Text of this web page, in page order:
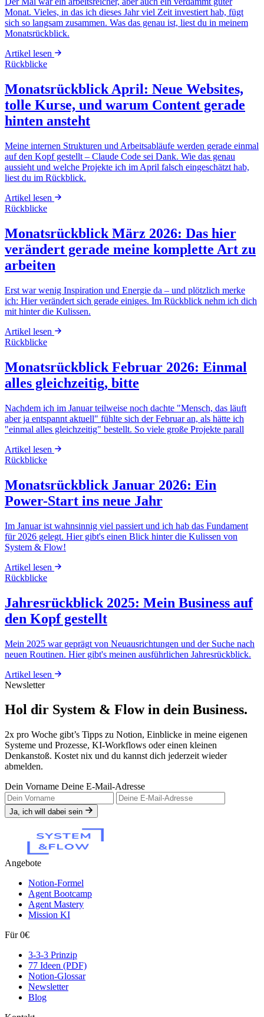
Monat. Vieles, in das ich dieses Jahr viel Zeit investiert hab, fügt
sich so langsam zusammen. Was das genau ist, liest du in meinem
Monatsrückblick.
Artikel lesen
Rückblicke
Monatsrückblick April: Neue Websites,
tolle Kurse, und warum Content gerade
hinten ansteht
Meine internen Strukturen und Arbeitsabläufe werden gerade einmal
auf den Kopf gestellt – Claude Code sei Dank. Wie das genau
aussieht und welche Projekte ich im April falsch eingeschätzt hab,
liest du im Rückblick.
Artikel lesen
Rückblicke
Monatsrückblick März 2026: Das hier
verändert gerade meine komplette Art zu
arbeiten
Erst war wenig Inspiration und Energie da – und plötzlich merke
ich: Hier verändert sich gerade einiges. Im Rückblick nehm ich dich
mit hinter die Kulissen.
Artikel lesen
Rückblicke
Monatsrückblick Februar 2026: Einmal
alles gleichzeitig, bitte
Nachdem ich im Januar teilweise noch dachte "Mensch, das läuft
aber ja entspannt aktuell" fühlte sich der Februar an, als hätte ich
"einmal alles gleichzeitig" bestellt. So viele große Projekte parall
Artikel lesen
Rückblicke
Monatsrückblick Januar 2026: Ein
Power-Start ins neue Jahr
Im Januar ist wahnsinnig viel passiert und ich hab das Fundament
für 2026 gelegt. Hier gibt's einen Blick hinter die Kulissen von
System & Flow!
Artikel lesen
Rückblicke
Jahresrückblick 2025: Mein Business auf
den Kopf gestellt
Mein 2025 war geprägt von Neuausrichtungen und der Suche nach
neuen Routinen. Hier gibt's meinen ausführlichen Jahresrückblick.
Artikel lesen
Newsletter
Hol dir System & Flow in dein Business.
2x pro Woche gibt’s Tipps zu Notion, Einblicke in meine eigenen
Systeme und Prozesse, KI-Workflows oder einen kleinen
Denkanstoß. Kostet nix und du kannst dich jederzeit wieder
abmelden.
Dein Vorname Deine E-Mail-Adresse
Ja, ich will dabei sein
Angebote
Notion-Formel
Agent Bootcamp
Agent Mastery
Mission KI
Für 0€
3-3-3 Prinzip
77 Ideen (PDF)
Notion-Glossar
Newsletter
Blog